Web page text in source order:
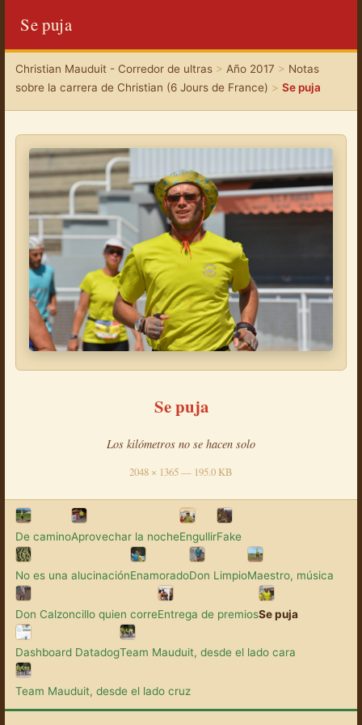
Se puja
Christian Mauduit - Corredor de ultras> Año 2017 > Notas
sobre la carrera de Christian (6 Jours de France) > Se puja
Se puja
Los kilómetros no se hacen solo
2048 × 1365 — 195.0 KB
De caminoAprovechar la nocheEngullirFake
No es una alucinaciónEnamoradoDon LimpioMaestro, música
Don Calzoncillo quien correEntrega de premiosSe puja
Dashboard DatadogTeam Mauduit, desde el lado cara
Team Mauduit, desde el lado cruz